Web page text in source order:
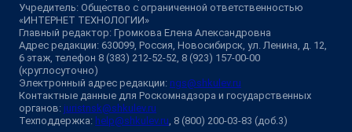
Учредитель: Общество с ограниченной ответственностью
«ИНТЕРНЕТ ТЕХНОЛОГИИ»
Главный редактор: Громкова Елена Александровна
Адрес редакции: 630099, Россия, Новосибирск, ул. Ленина, д. 12,
6 этаж, телефон 8 (383) 212-52-52, 8 (923) 157-00-00
(круглосуточно)
Электронный адрес редакции: ngs@shkulev.ru
Контактные данные для Роскомнадзора и государственных
органов: juristnsk@shkulev.ru
Техподдержка: help@shkulev.ru, 8 (800) 200-03-83 (доб.3)